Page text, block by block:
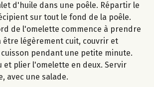
d'huile dans une poêle. Répartir le
sur tout le fond de la poêle.
de l'omelette commence à prendre
être légèrement cuit, couvrir et
pendant une petite minute.
et plier l'omelette en deux. Servir
avec une salade.